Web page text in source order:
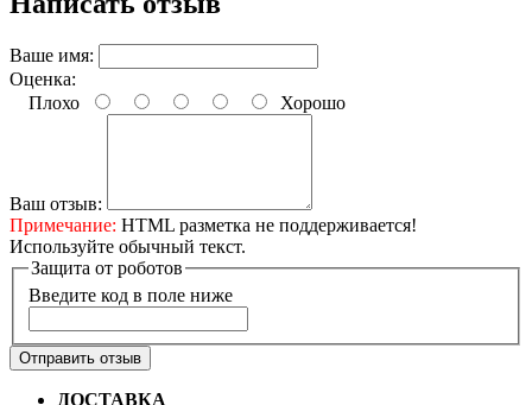
Ваше имя:
Оценка:
Плохо
Хорошо
Ваш отзыв:
Примечание: HTML разметка не поддерживается!
Используйте обычный текст.
Защита от роботов
Введите код в поле ниже
Отправить отзыв
ДОСТАВКА